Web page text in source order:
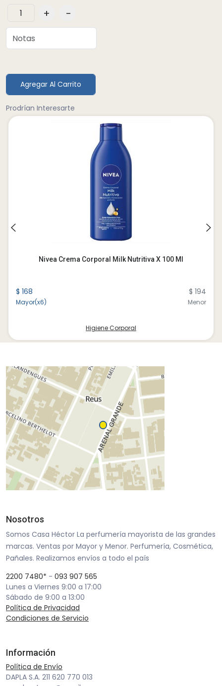
+ -
Agregar Al Carrito
Prodrían Interesarte
Nivea Crema Corporal Milk Nutritiva X 100 Ml
$ 168
Mayor(x6)
$ 194
Menor
Higiene Corporal
Nosotros
Somos Casa Héctor La perfumería mayorista de las grandes
marcas. Ventas por Mayor y Menor. Perfumería, Cosmética,
Pañales. Realizamos envíos a todo el país
2200 7480* - 093 907 565
Lunes a Viernes 9:00 a 17:00
Sábado de 9:00 a 13:00
Política de Privacidad
Condiciones de Servicio
Información
Política de Envío
DAPLA S.A. 211 620 770 013